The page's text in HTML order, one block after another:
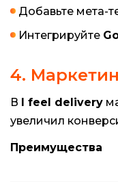
Добавьте мета-
Интегрируйте
4.
В I feel delivery
увеличил
Преимущества